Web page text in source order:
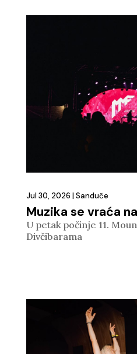
Muzika se vraća
Jul 30, 2026 | Sanduče
U petak počinje 11.
Divčibarama